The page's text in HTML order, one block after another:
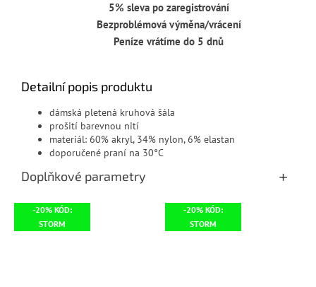
5% sleva po zaregistrování
Bezproblémová výměna/vrácení
Peníze vrátíme do 5 dnů
Detailní popis produktu
dámská pletená kruhová šála
prošití barevnou nití
materiál: 60% akryl, 34% nylon, 6% elastan
doporučené praní na 30°C
Doplňkové parametry
-20% KÓD:
STORM
-20% KÓD:
STORM